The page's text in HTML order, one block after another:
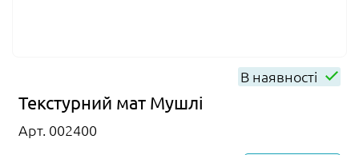
В наявності
Текстурний мат Мушлі
Арт. 002400